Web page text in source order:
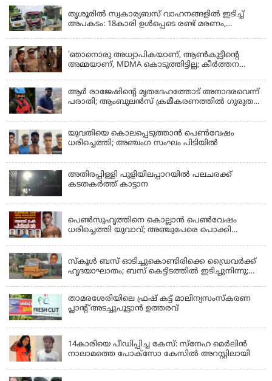
തൃശൂരിൽ സ്വകാര്യബസ് വാഹനങ്ങളില്‍ ഇടിച്ച്
അപകടം: 18കാരി ഉൾപ്പെടെ രണ്ട് മരണം,
'ഞാനൊരു അധ്യാപികയാണ്, ആണ്‍കുട്ടീന്റെ
അമ്മയാണ്‌, MDMA കൊടുത്തിട്ടില്ല; കീർത്തന
ആര്‍ രാജേഷിന്റെ മൃതദേഹത്തോട് അനാദരവെന്ന്
പരാതി; ആംബുലന്‍സ് ക്രമീകരണത്തില്‍ ഗുരുതര
ഫ്രീസര്‍ സംവിധാനം ഇല്ലാതെയെന്നും ആരോപണം
യുവതിയെ കൊലപ്പെടുത്താൻ പെൺവേഷം
ധരിച്ചെത്തി; അഞ്ചംഗ സംഘം പിടിയിൽ
അതിരപ്പിള്ളി പുളിയിലപ്പാറയിൽ പലചരക്ക്
കടതകർത്ത് കാട്ടാന
പെണ്‍സുഹൃത്തിനെ കൊല്ലാന്‍ പെണ്‍വേഷം
ധരിച്ചെത്തി യുവാവ്; അഞ്ചുപേരെ പൊക്കി
സ്കൂൾ ബസ് ഓടിച്ചുകൊണ്ടിരിക്കെ ഡ്രൈവർക്ക്
ഹൃദയാഘാതം; ബസ് കെട്ടിടത്തിൽ ഇടിച്ചുനിന്നു;
താമരശേരിയിലെ ഫ്രഷ് കട്ട് മാലിന്യസംസ്കരണ
പ്ലാന്റ് അടച്ചുപൂട്ടാൻ ഉത്തരവ്
14കാരിയെ പീഡിപ്പിച്ച കേസ്: സ്നേഹ മെർലിൻ
നാലാമത്തെ പോക്‌സോ കേസിൽ അറസ്റ്റിലായി